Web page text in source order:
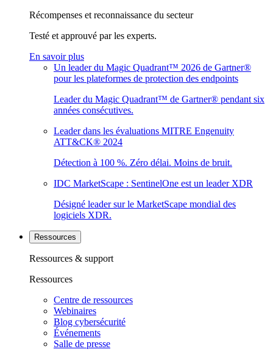
Récompenses et reconnaissance du secteur
Testé et approuvé par les experts.
En savoir plus
Un leader du Magic Quadrant™ 2026 de Gartner®
pour les plateformes de protection des endpoints
Leader du Magic Quadrant™ de Gartner® pendant six
années consécutives.
Leader dans les évaluations MITRE Engenuity
ATT&CK® 2024
Détection à 100 %. Zéro délai. Moins de bruit.
IDC MarketScape : SentinelOne est un leader XDR
Désigné leader sur le MarketScape mondial des
logiciels XDR.
Ressources
Ressources & support
Ressources
Centre de ressources
Webinaires
Blog cybersécurité
Événements
Salle de presse